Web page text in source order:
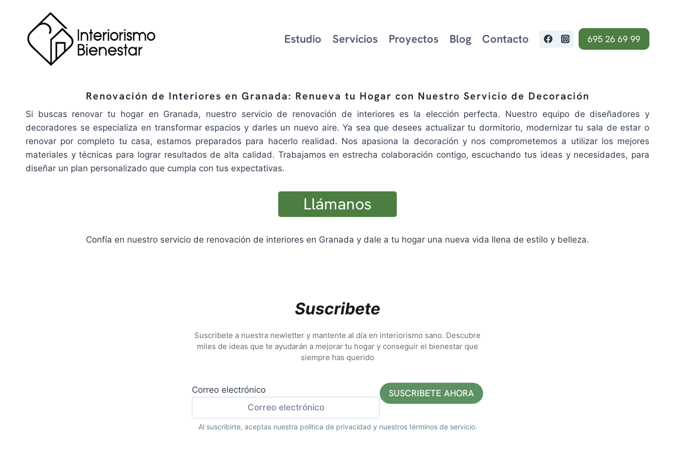
contenido
Estudio Servicios Proyectos Blog Contacto 695 26 69 99
Renovación de Interiores en Granada: Renueva tu Hogar con Nuestro Servicio de Decoración
Si buscas renovar tu hogar en Granada, nuestro servicio de renovación de interiores es la elección perfecta. Nuestro equipo de diseñadores y
decoradores se especializa en transformar espacios y darles un nuevo aire. Ya sea que desees actualizar tu dormitorio, modernizar tu sala de estar o
renovar por completo tu casa, estamos preparados para hacerlo realidad. Nos apasiona la decoración y nos comprometemos a utilizar los mejores
materiales y técnicas para lograr resultados de alta calidad. Trabajamos en estrecha colaboración contigo, escuchando tus ideas y necesidades, para
diseñar un plan personalizado que cumpla con tus expectativas.
Llámanos
Confía en nuestro servicio de renovación de interiores en Granada y dale a tu hogar una nueva vida llena de estilo y belleza.
Suscribete
Suscribete a nuestra newletter y mantente al día en interiorismo sano. Descubre
miles de ideas que te ayudarán a mejorar tu hogar y conseguir el bienestar que
siempre has querido
Correo electrónico
Al suscribirte, aceptas nuestra política de privacidad y nuestros términos de servicio.